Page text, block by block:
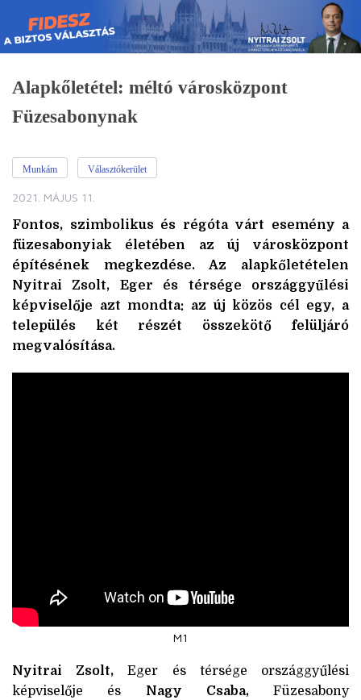
Skip
to
content
Alapkőletétel: méltó városközpont
Füzesabonynak
Munkám Választókerület
2021. MÁJUS 11.
Fontos, szimbolikus és régóta várt esemény a
füzesabonyiak életében az új városközpont
építésének megkezdése. Az alapkőletételen
Nyitrai Zsolt, Eger és térsége országgyűlési
képviselője azt mondta: az új közös cél egy, a
település két részét összekötő felüljáró
megvalósítása.
M1
Nyitrai Zsolt,Eger és térsége országgyűlési
képviselője és Nagy Csaba,Füzesabony